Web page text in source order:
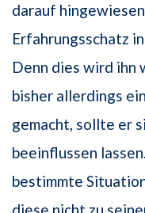
darauf
Erfahrungsschatz
Denn dies wird ihn
bisher allerdings
gemacht, sollte er
beeinflussen
bestimmte